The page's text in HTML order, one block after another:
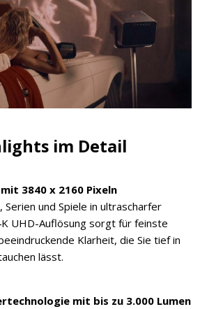
im Detail
3840 x 2160 Pixeln
Serien und Spiele in ultrascharfer
UHD-Auflösung sorgt für feinste
Klarheit, die Sie tief in
lässt.
mit bis zu 3.000 Lumen